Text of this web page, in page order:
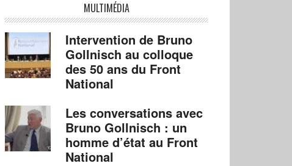
MULTIMÉDIA
Intervention de Bruno
Gollnisch au colloque
des 50 ans du Front
National
Les conversations avec
Bruno Gollnisch : un
homme d’état au Front
National